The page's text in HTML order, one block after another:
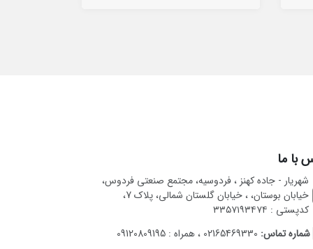
با ما
شهریار - جاده کهنز ، فردوسیه، مجتمع صنعتی فردوس،
خیابان بوستان، ، خیابان گلستان شمالی، پلاک 7،
کدپستی : ۳۳۵۷۱۹۳۴۷۴
شماره تماس: 02165469330 ، همراه : 09120809195